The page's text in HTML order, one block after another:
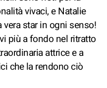
vivaci, e Natalie
star in ogni senso!
più a fondo nel ritratto
attrice e a
che la rendono ciò